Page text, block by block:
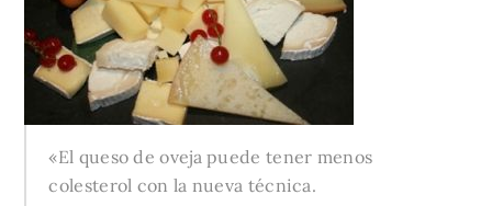
«El queso de oveja puede tener menos
colesterol con la nueva técnica.